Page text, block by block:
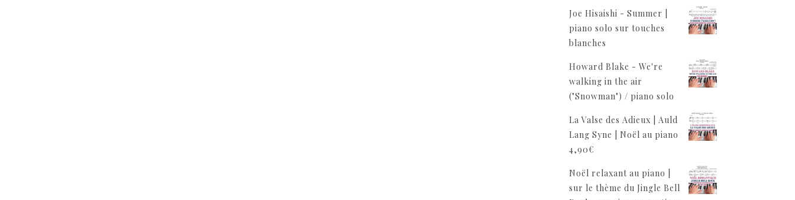
Joe Hisaishi - Summer |
piano solo sur touches
blanches
Howard Blake - We're
walking in the air
("Snowman") / piano solo
La Valse des Adieux | Auld
Lang Syne | Noël au piano
4,90€
Noël relaxant au piano |
sur le thème du Jingle Bell